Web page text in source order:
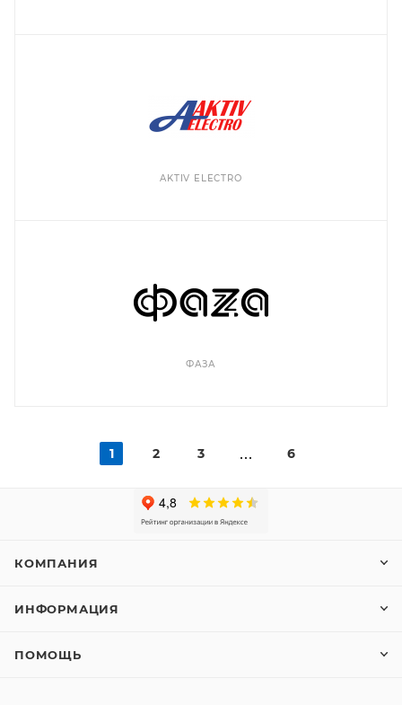
AKTIV ELECTRO
ФАЗА
1 2 3 6
КОМПАНИЯ
ИНФОРМАЦИЯ
ПОМОЩЬ